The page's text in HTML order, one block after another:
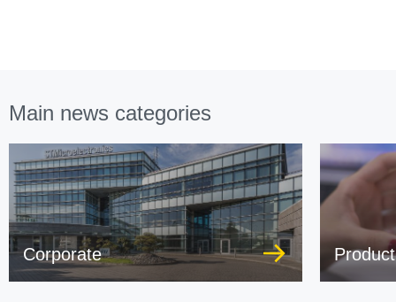
Main news categories
Corporate